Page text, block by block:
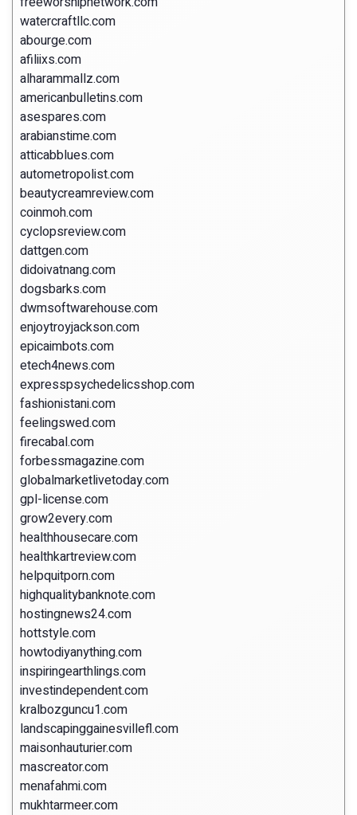
watercraftllc.com
abourge.com
afiliixs.com
alharammallz.com
americanbulletins.com
asespares.com
arabianstime.com
atticabblues.com
autometropolist.com
beautycreamreview.com
coinmoh.com
cyclopsreview.com
dattgen.com
didoivatnang.com
dogsbarks.com
dwmsoftwarehouse.com
enjoytroyjackson.com
epicaimbots.com
etech4news.com
expresspsychedelicsshop.com
fashionistani.com
feelingswed.com
firecabal.com
forbessmagazine.com
globalmarketlivetoday.com
gpl-license.com
grow2every.com
healthhousecare.com
healthkartreview.com
helpquitporn.com
highqualitybanknote.com
hostingnews24.com
hottstyle.com
howtodiyanything.com
inspiringearthlings.com
investindependent.com
kralbozguncu1.com
landscapinggainesvillefl.com
maisonhauturier.com
mascreator.com
menafahmi.com
mukhtarmeer.com